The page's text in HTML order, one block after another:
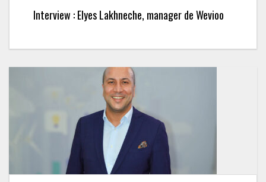
Interview : Elyes Lakhneche, manager de Wevioo